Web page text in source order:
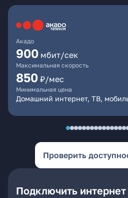
Акадо
900 мбит/сек
Максимальная скорость
850 ₽/мес
Минимальная цена
Домашний интернет, ТВ,
Проверить
Подключить интернет